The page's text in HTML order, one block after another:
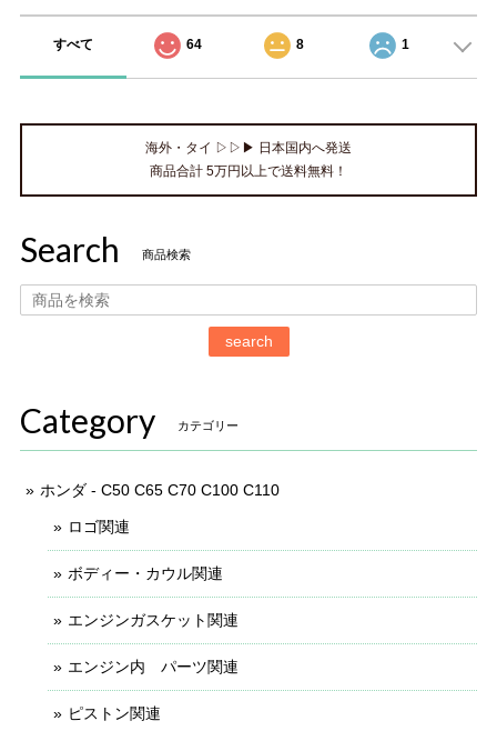
すべて 64 8 1
海外・タイ ▷▷▶ 日本国内へ発送
商品合計 5万円以上で送料無料！
Search 商品検索
search
Category カテゴリー
ホンダ - C50 C65 C70 C100 C110
ロゴ関連
ボディー・カウル関連
エンジンガスケット関連
エンジン内 パーツ関連
ピストン関連